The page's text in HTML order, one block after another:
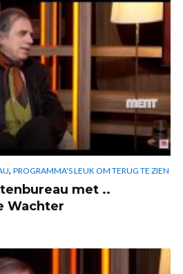
, PROGRAMMA'S LEUK OM TERUG TE ZIEN
met ..
Wachter